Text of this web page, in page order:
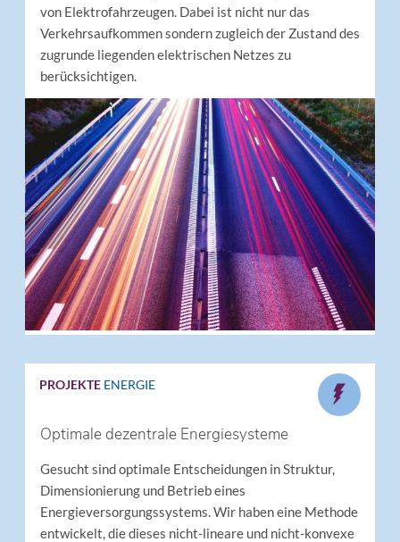
von Elektrofahrzeugen. Dabei ist nicht nur das
Verkehrsaufkommen sondern zugleich der Zustand des
zugrunde liegenden elektrischen Netzes zu
berücksichtigen.
PROJEKTE ENERGIE
Optimale dezentrale Energiesysteme
Gesucht sind optimale Entscheidungen in Struktur,
Dimensionierung und Betrieb eines
Energieversorgungssystems. Wir haben eine Methode
entwickelt, die dieses nicht-lineare und nicht-konvexe